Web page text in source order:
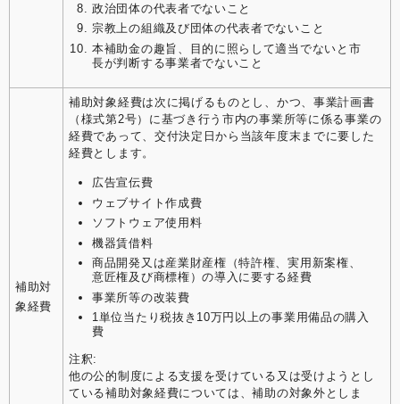
政治団体の代表者でないこと
宗教上の組織及び団体の代表者でないこと
本補助金の趣旨、目的に照らして適当でないと市
長が判断する事業者でないこと
補助対
象経費
補助対象経費は次に掲げるものとし、かつ、事業計画書
（様式第2号）に基づき行う市内の事業所等に係る事業の
経費であって、交付決定日から当該年度末までに要した
経費とします。
広告宣伝費
ウェブサイト作成費
ソフトウェア使用料
機器賃借料
商品開発又は産業財産権（特許権、実用新案権、
意匠権及び商標権）の導入に要する経費
事業所等の改装費
1単位当たり税抜き10万円以上の事業用備品の購入
費
注釈:
他の公的制度による支援を受けている又は受けようとし
ている補助対象経費については、補助の対象外としま